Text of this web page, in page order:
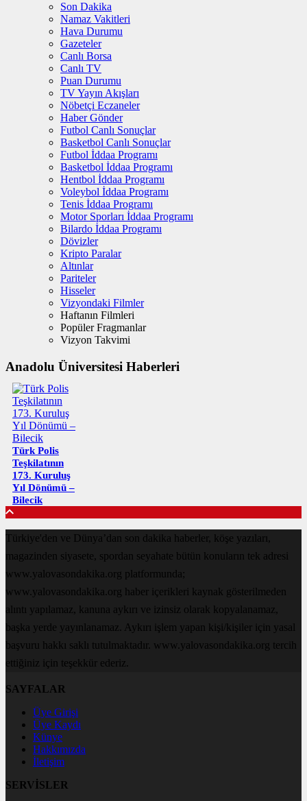
Son Dakika
Namaz Vakitleri
Hava Durumu
Gazeteler
Canlı Borsa
Canlı TV
Puan Durumu
TV Yayın Akışları
Nöbetçi Eczaneler
Haber Gönder
Futbol Canlı Sonuçlar
Basketbol Canlı Sonuçlar
Futbol İddaa Programı
Basketbol İddaa Programı
Hentbol İddaa Programı
Voleybol İddaa Programı
Tenis İddaa Programı
Motor Sporları İddaa Programı
Bilardo İddaa Programı
Dövizler
Kripto Paralar
Altınlar
Pariteler
Hisseler
Vizyondaki Filmler
Haftanın Filmleri
Popüler Fragmanlar
Vizyon Takvimi
Anadolu Üniversitesi Haberleri
Türk Polis
Teşkilatının
173. Kuruluş
Yıl Dönümü –
Bilecik
Türkiye'den ve Dünya’dan son dakika haberler, köşe yazıları,
magazinden siyasete, spordan seyahate bütün konuların tek adresi
www.yalovasondakika.org platformunda;
www.yalovasondakika.org haber içerikleri kaynak gösterilmeden
alıntı yapılamaz, kanuna aykırı ve izinsiz olarak kopyalanamaz,
başka yerde yayınlanamaz. Aykırı işlem yapan kişi/kişiler için yasal
başvuru hakkı saklı tutulmaktadır. www.yalovasondakika.org tercih
ettiğiniz için teşekkür ederiz.
SAYFALAR
Üye Girişi
Üye Kaydı
Künye
Hakkımızda
İletişim
SERVİSLER